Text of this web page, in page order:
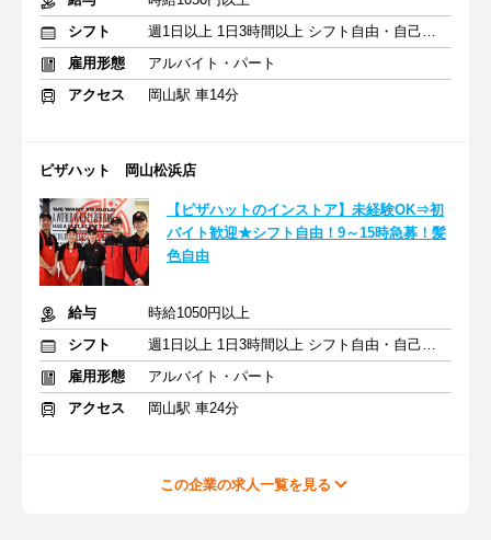
シフト
週1日以上 1日3時間以上 シフト自由・自己申告
雇用形態
アルバイト・パート
アクセス
岡山駅 車14分
ピザハット 岡山松浜店
【ピザハットのインストア】未経験OK⇒初
バイト歓迎★シフト自由！9～15時急募！髪
色自由
給与
時給1050円以上
シフト
週1日以上 1日3時間以上 シフト自由・自己申告
雇用形態
アルバイト・パート
アクセス
岡山駅 車24分
この企業の求人一覧を見る